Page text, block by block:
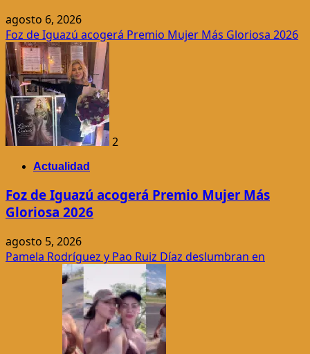
agosto 6, 2026
Foz de Iguazú acogerá Premio Mujer Más Gloriosa 2026
2
Actualidad
Foz de Iguazú acogerá Premio Mujer Más
Gloriosa 2026
agosto 5, 2026
Pamela Rodríguez y Pao Ruiz Díaz deslumbran en